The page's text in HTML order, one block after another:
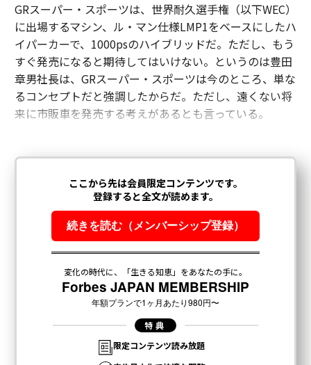
GRスーパー・スポーツは、世界耐久選手権（以下WEC）
に出場するマシン、ル・マン仕様LMP1をベースにしたハ
イパーカーで、1000psのハイブリッドだ。ただし、もう
すぐ発売になると期待してはいけない。というのは豊田
章男社長は、GRスーパー・スポーツは今のところ、単な
るコンセプトだと強調したからだ。ただし、遠くない将
来に市販車を発売する考えがあるとも言っている。